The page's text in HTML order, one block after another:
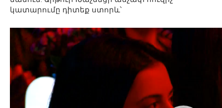
կատարումը դիտեք ստորև՝
Видеоплеер